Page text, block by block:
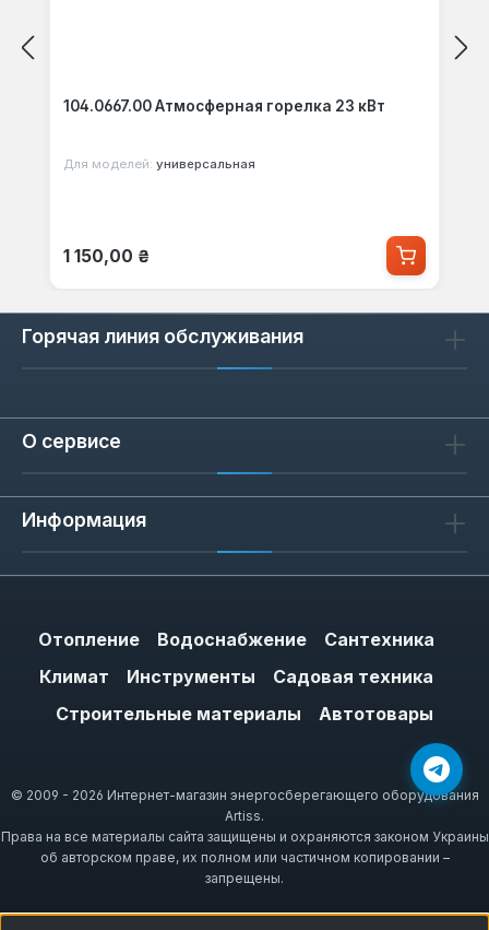
104.0667.00 Атмосферная горелка 23 кВт
Для моделей: универсальная
Обычная цена:
1 150,00 ₴
Горячая линия обслуживания
О сервисе
Информация
Отопление Водоснабжение
Сантехника
Климат
Инструменты
Садовая техника
Строительные материалы
Автотовары
© 2009 - 2026 Интернет-магазин энергосберегающего оборудования
Artiss.
Права на все материалы сайта защищены и охраняются законом Украины
об авторском праве, их полном или частичном копировании –
запрещены.